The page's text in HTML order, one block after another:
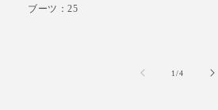
ブーツ：25
1/の
4